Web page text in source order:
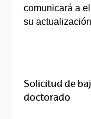
comunicará a
su
Solicitud de
doctorado